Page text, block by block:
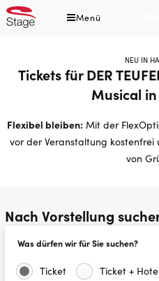
Direkt
zum
Menü
NEU IN
Tickets für DER
Musical
Flexibel bleiben: Mit der
vor der Veranstaltung
von
Nach Vorstellung
Was dürfen wir für Sie suchen?
Ticket Ticket +